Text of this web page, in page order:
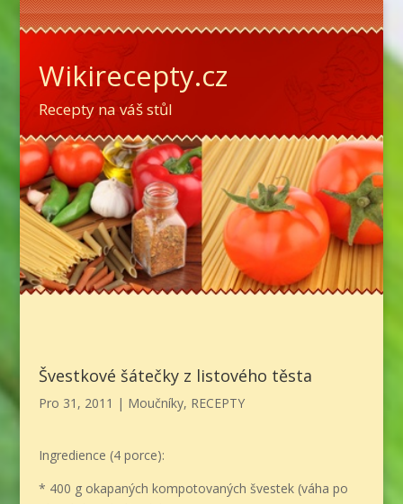
Wikirecepty.cz
Recepty na váš stůl
Švestkové šátečky z listového těsta
Pro 31, 2011 | Moučníky, RECEPTY
Ingredience (4 porce):
* 400 g okapaných kompotovaných švestek (váha po